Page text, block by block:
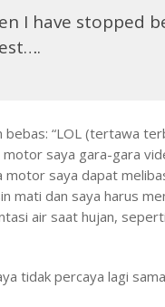
I have stopped
bebas: “LOL (tertawa
saya gara-gara
motor saya dapat
mati dan saya harus
air saat hujan,
tidak percaya lagi